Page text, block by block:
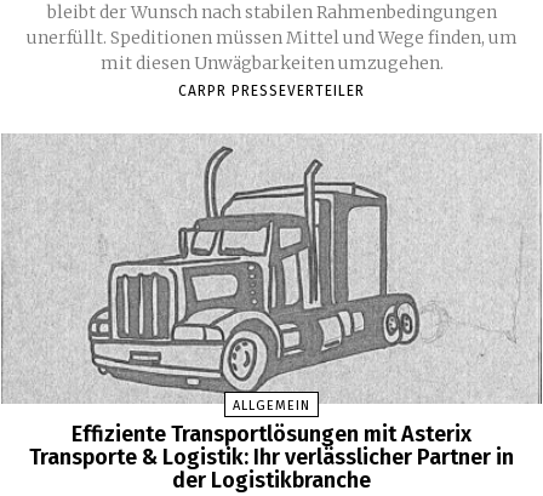
bleibt der Wunsch nach stabilen Rahmenbedingungen
unerfüllt. Speditionen müssen Mittel und Wege finden, um
mit diesen Unwägbarkeiten umzugehen.
CARPR PRESSEVERTEILER
ALLGEMEIN
Effiziente Transportlösungen mit Asterix
Transporte & Logistik: Ihr verlässlicher Partner in
der Logistikbranche